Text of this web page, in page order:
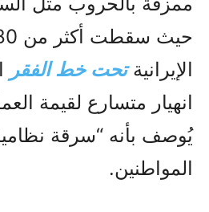
الإيرانيةتحت خط الفقر
انهيار متسارع لقيمة
يُوصف بأنه “سرقة
المواطنين.